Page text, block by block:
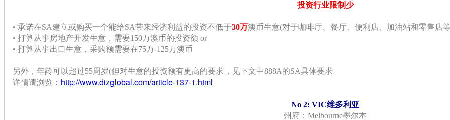
投资行业限制少
• 承诺在SA建立或购买一个能给SA带来经济利益的投资不低于30万澳币生意(对于咖啡厅、餐厅、便利店、加油站和零售店
• 打算从事房地产开发生意，需要150万澳币的投资额 or
• 打算从事出口生意，采购额需要在75万-125万澳币
另外，年龄可以超过55周岁(但对生意的投资额有更高的要求，见下文中888A的SA具体要求
详情请浏览： http://www.dizglobal.com/article-137-1.html
No 2: VIC维多利亚
州府：Melbourne墨尔本